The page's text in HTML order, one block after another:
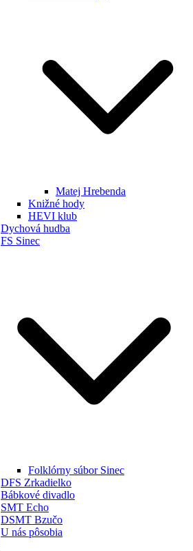
Matej Hrebenda
Knižné hody
HEVI klub
Dychová hudba
FS Sinec
Folklórny súbor Sinec
DFS Zrkadielko
Bábkové divadlo
SMT Echo
DSMT Bzučo
U nás pôsobia